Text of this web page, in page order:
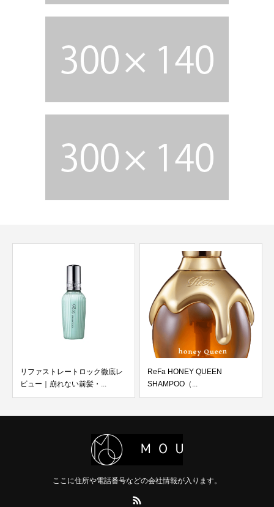
リファストレートロック徹底レ
ビュー｜崩れない前髪・...
ReFa HONEY QUEEN
SHAMPOO（...
ここに住所や電話番号などの会社情報が入ります。